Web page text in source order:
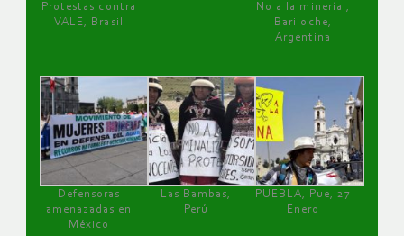
Protestas contra
VALE, Brasil
No a la minería ,
Bariloche,
Argentina
Defensoras
amenazadas en
México
Las Bambas,
Perú
PUEBLA, Pue, 27
Enero